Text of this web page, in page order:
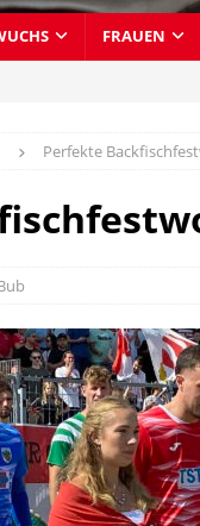
FRAUEN
Perfekte